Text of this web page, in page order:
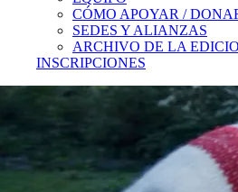
CÓMO APOYAR /
SEDES Y ALIANZAS
ARCHIVO DE LA
INSCRIPCIONES